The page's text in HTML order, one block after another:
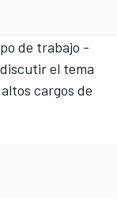
de trabajo -
el tema
cargos de